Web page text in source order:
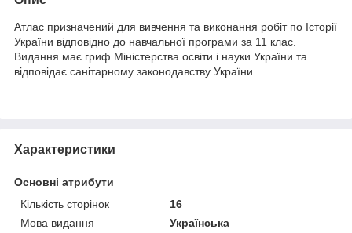
Атлас призначений для вивчення та виконання робіт по Історії
України відповідно до навчальної програми за 11 клас.
Видання має гриф Міністерства освіти і науки України та
відповідає санітарному законодавству України.
Характеристики
Основні атрибути
Кількість сторінок
16
Мова видання
Українська